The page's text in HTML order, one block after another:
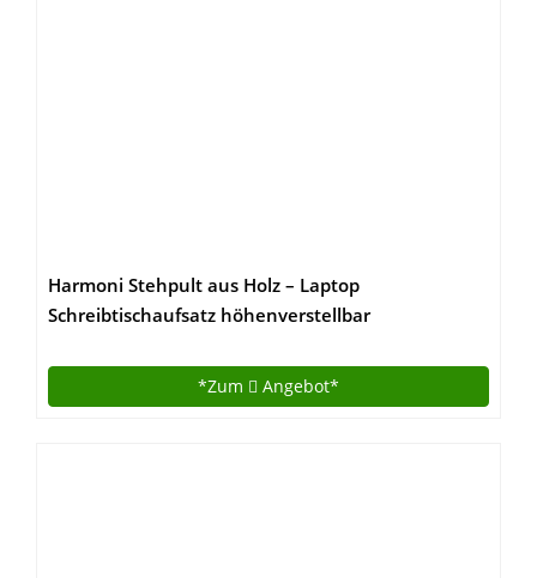
Harmoni Stehpult aus Holz – Laptop
Schreibtischaufsatz höhenverstellbar
Home Office
*Zum Angebot*